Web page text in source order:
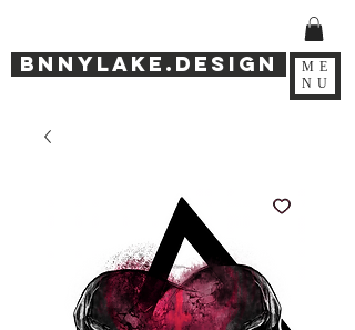
Bnnylake.design
ME
NU